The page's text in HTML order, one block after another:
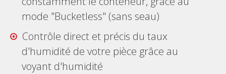
mode "Bucketless" (sans seau)
Contrôle direct et précis du taux
d'humidité de votre pièce grâce au
voyant d'humidité